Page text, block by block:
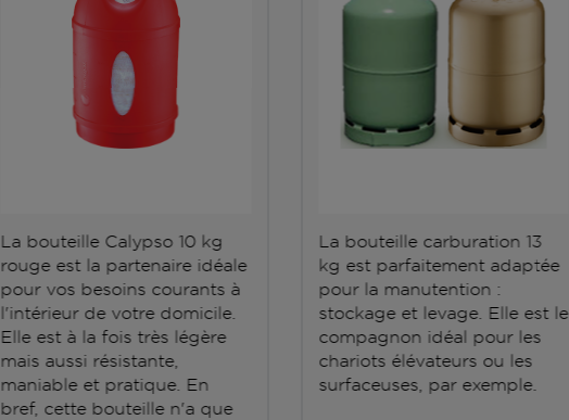
La bouteille Calypso 10 kg
rouge est la partenaire idéale
pour vos besoins courants à
l'intérieur de votre domicile.
Elle est à la fois très légère
mais aussi résistante,
maniable et pratique. En
bref, cette bouteille n'a que
La bouteille carburation 13
kg est parfaitement adaptée
pour la manutention :
stockage et levage. Elle est le
compagnon idéal pour les
chariots élévateurs ou les
surfaceuses, par exemple.